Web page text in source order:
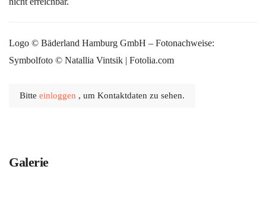
Logo © Bäderland Hamburg GmbH – Fotonachweise:
Symbolfoto © Natallia Vintsik | Fotolia.com
Bitte einloggen , um Kontaktdaten zu sehen.
Galerie